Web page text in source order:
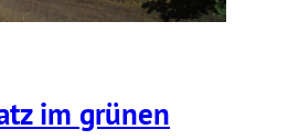
im grünen